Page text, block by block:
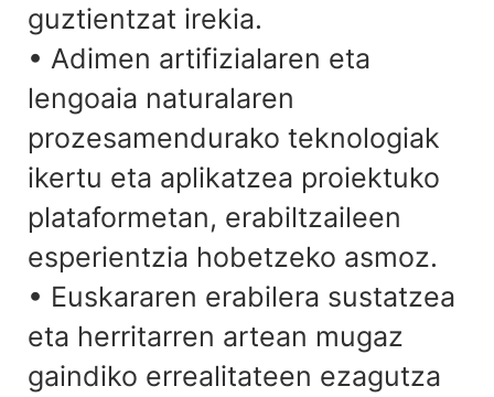
guztientzat irekia.
• Adimen artifizialaren eta
lengoaia naturalaren
prozesamendurako teknologiak
ikertu eta aplikatzea proiektuko
plataformetan, erabiltzaileen
esperientzia hobetzeko asmoz.
• Euskararen erabilera sustatzea
eta herritarren artean mugaz
gaindiko errealitateen ezagutza